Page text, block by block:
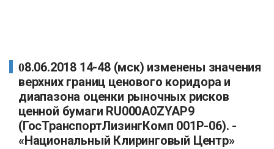
08.06.2018 14-48 (мск) изменены значения
верхних границ ценового коридора и
диапазона оценки рыночных рисков
ценной бумаги RU000A0ZYAP9
(ГосТранспортЛизингКомп 001P-06). -
«Национальный Клиринговый Центр»